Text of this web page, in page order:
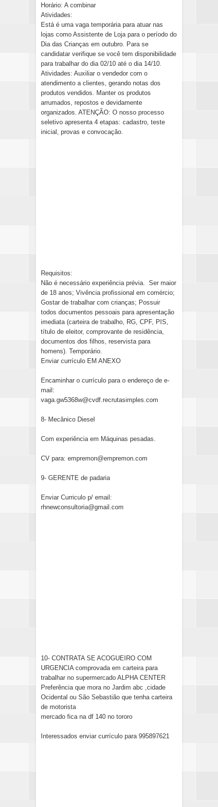
Horário: A combinar
Atividades:
Está é uma vaga temporária para atuar nas
lojas como Assistente de Loja para o período do
Dia das Crianças em outubro. Para se
candidatar verifique se você tem disponibilidade
para trabalhar do dia 02/10 até o dia 14/10.
Atividades: Auxiliar o vendedor com o
atendimento a clientes, gerando notas dos
produtos vendidos. Manter os produtos
arrumados, repostos e devidamente
organizados. ATENÇÃO: O nosso processo
seletivo apresenta 4 etapas: cadastro, teste
inicial, provas e convocação.
Requisitos:
Não é necessário experiência prévia. Ser maior
de 18 anos; Vivência profissional em comércio;
Gostar de trabalhar com crianças; Possuir
todos documentos pessoais para apresentação
imediata (carteira de trabalho, RG, CPF, PIS,
título de eleitor, comprovante de residência,
documentos dos filhos, reservista para
homens). Temporário.
Enviar currículo EM ANEXO
Encaminhar o currículo para o endereço de e-
mail:
vaga.gw5368w@cvdf.recrutasimples.com
8- Mecânico Diesel
Com experiência em Máquinas pesadas.
CV para: empremon@empremon.com
9- GERENTE de padaria
Enviar Curriculo p/ email:
rhnewconsultoria@gmail.com
10- CONTRATA SE ACOGUEIRO COM
URGENCIA comprovada em carteira para
trabalhar no supermercado ALPHA CENTER
Preferência que mora no Jardim abc ,cidade
Ocidental ou São Sebastião que tenha carteira
de motorista
mercado fica na df 140 no tororo
Interessados enviar currículo para 995897621